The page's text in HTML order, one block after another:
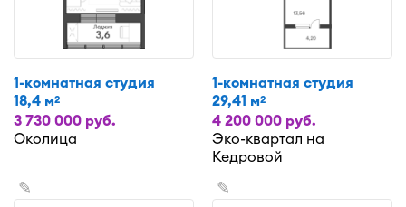
1-комнатная студия
18,4 м2
3 730 000 руб.
Околица
1-комнатная студия
29,41 м2
4 200 000 руб.
Эко-квартал на
Кедровой
✎ ✎